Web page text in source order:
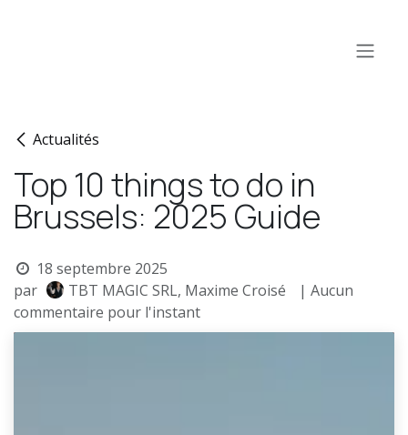
Actualités
Top 10 things to do in
Brussels: 2025 Guide
18 septembre 2025
par
TBT MAGIC SRL, Maxime Croisé
| Aucun
commentaire pour l'instant